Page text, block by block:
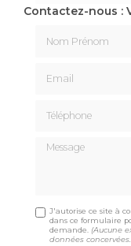
Contactez-nous :
Message
J'autorise ce site à
dans ce formulaire
demande. (Aucune
données